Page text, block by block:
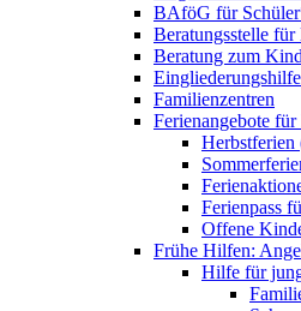
BAföG für
Beratungsstelle
Beratung zum
Familienzentren
Ferienangebote
Herbstferien
Ferienpass
Offene
Frühe Hilfen:
Hilfe für